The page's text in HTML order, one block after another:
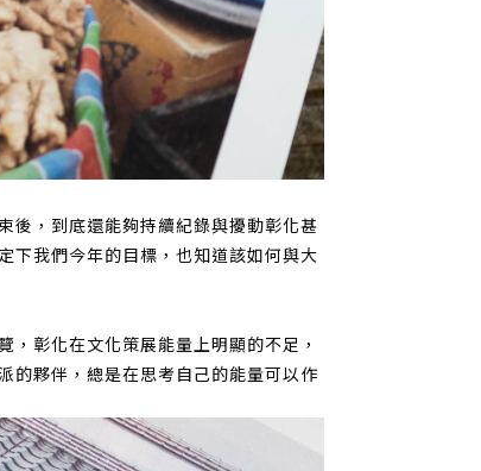
後，到底還能夠持續紀錄與擾動彰化甚
下我們今年的目標，也知道該如何與大
彰化在文化策展能量上明顯的不足，
的夥伴，總是在思考自己的能量可以作